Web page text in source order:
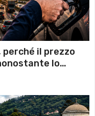
perché il prezzo
lo